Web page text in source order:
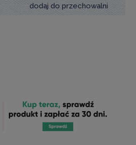
dodaj do przechowalni